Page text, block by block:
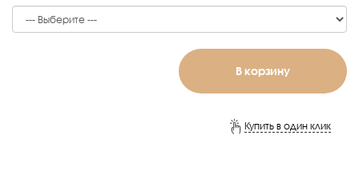
В корзину
Купить в один клик